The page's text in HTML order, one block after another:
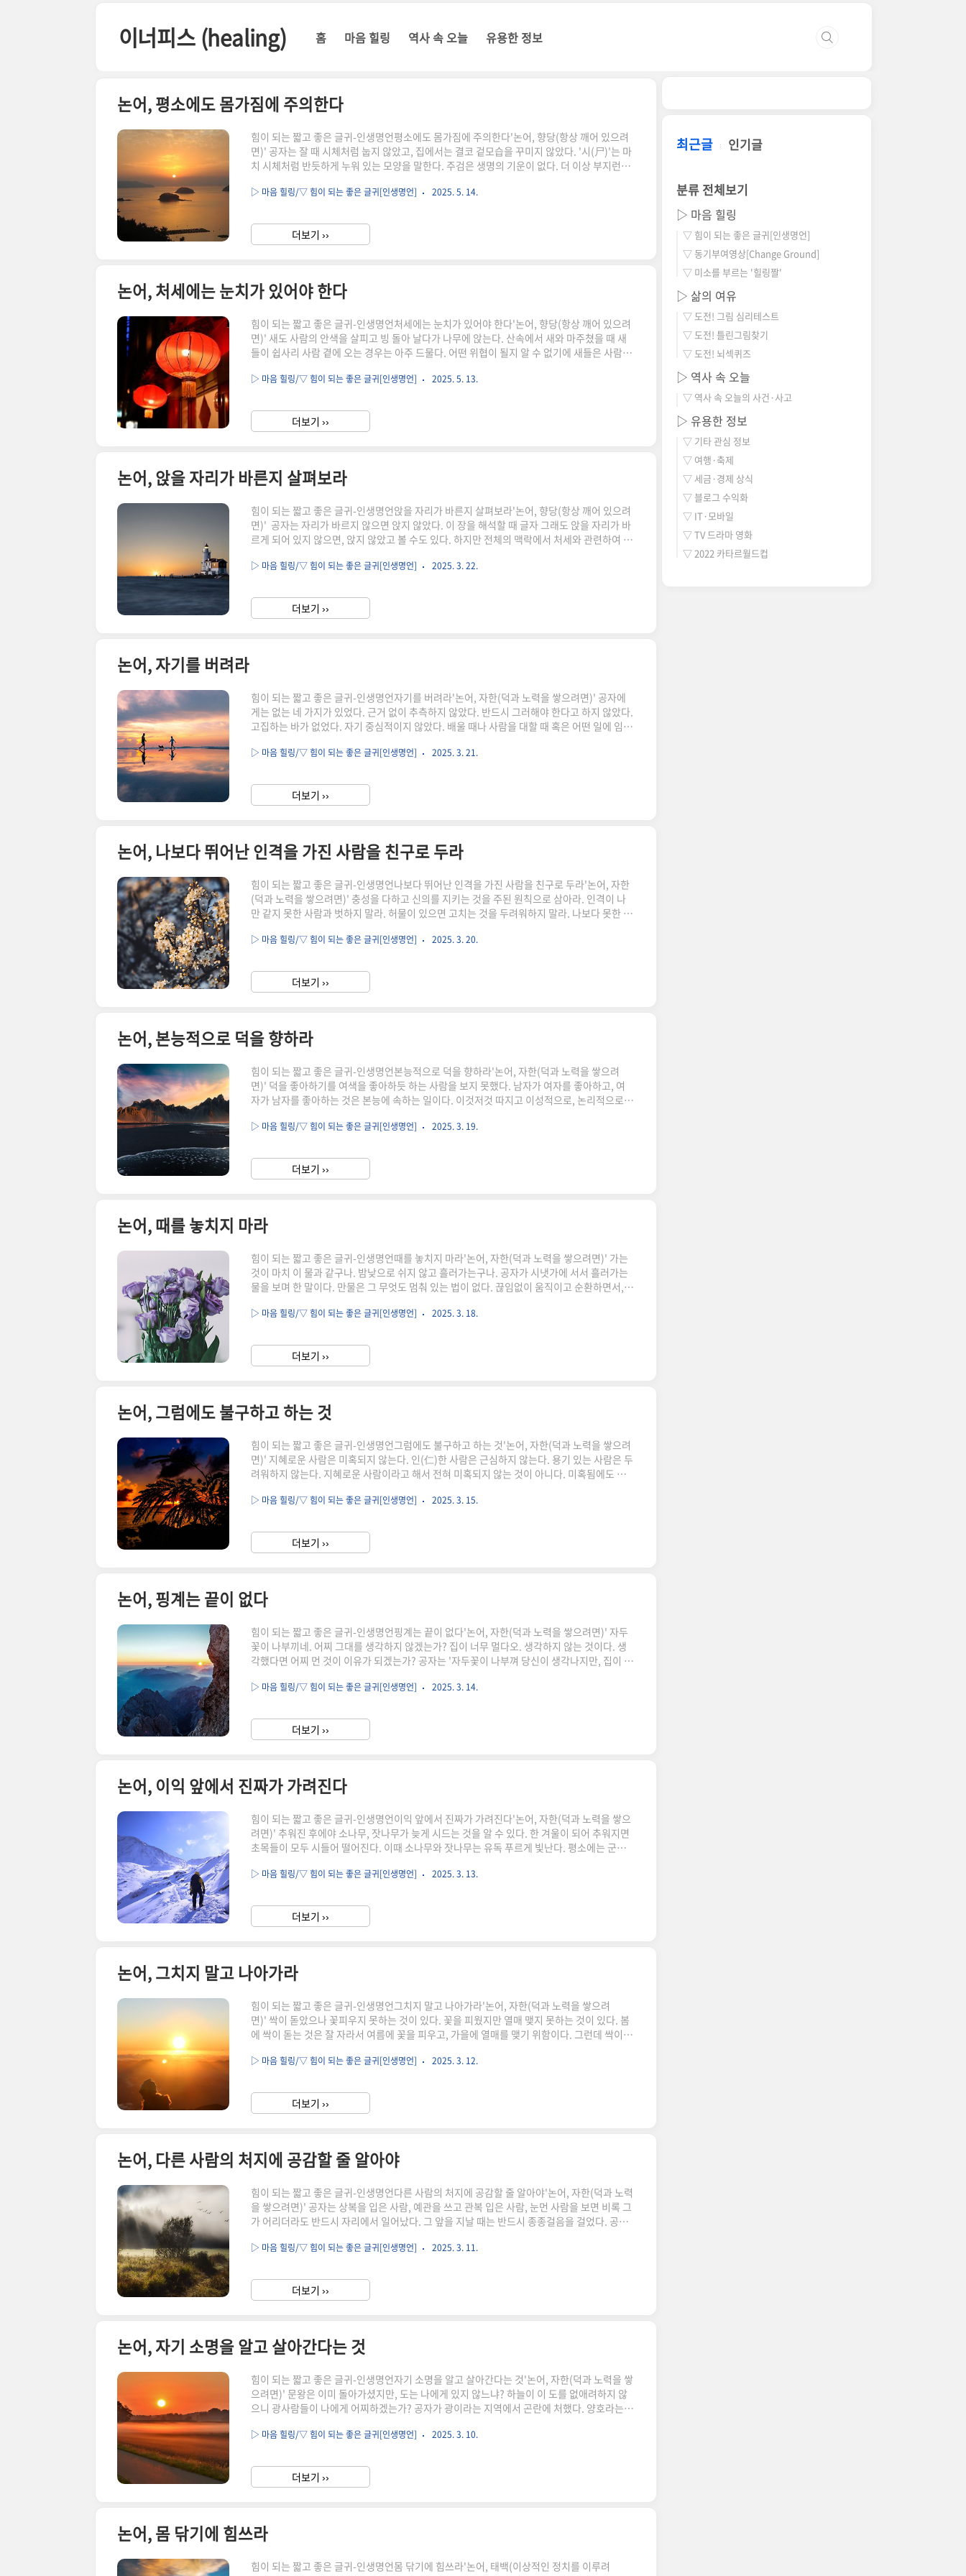
이너피스 (healing) 홈 마음 힐링 역사 속 오늘 유용한 정보
논어, 평소에도 몸가짐에 주의한다
힘이 되는 짧고 좋은 글귀-인생명언평소에도 몸가짐에 주의한다'논어, 향당(항상 깨어 있으려
면)' 공자는 잘 때 시체처럼 눕지 않았고, 집에서는 결코 겉모습을 꾸미지 않았다. '시(尸)'는 마
치 시체처럼 반듯하게 누워 있는 모양을 말한다. 주검은 생명의 기운이 없다. 더 이상 부지런히
어서라기보다 아무것도 하지 않는, 나태한 기운이 몸에 들어오지 않게 하기 위함이라고 보아야
식적인 행사에 참석하는 것처럼 옷을 입거나 예의를 차리면 우스꽝스럽다. 편안할 때는 겉모습
을 굳이 꾸밀 필요가 없다. 이런 공자의 모습을 통해 예는 시도..
▷ 마음 힐링/▽ 힘이 되는 좋은 글귀[인생명언] 2025. 5. 14.
더보기 ››
논어, 처세에는 눈치가 있어야 한다
힘이 되는 짧고 좋은 글귀-인생명언처세에는 눈치가 있어야 한다'논어, 향당(항상 깨어 있으려
면)' 새도 사람의 안색을 살피고 빙 돌아 날다가 나무에 앉는다. 산속에서 새와 마주쳤을 때 새
들이 쉽사리 사람 곁에 오는 경우는 아주 드물다. 어떤 위협이 될지 알 수 없기에 새들은 사람의
내려앉는다. 사람이 처할 곳을 선택할 때도 이처럼 신중하게 해야 한다. 일이 어떻게 흘러가는
서는 필요에 따라 위험이 있더라도 뛰어들어야 할 때도 있다. [출처] 살면서 꼭 한 번은 논어 中
▶함께 읽으면 좋은 내용논어, 앉을 자리가 바른지 살펴보..
▷ 마음 힐링/▽ 힘이 되는 좋은 글귀[인생명언] 2025. 5. 13.
더보기 ››
논어, 앉을 자리가 바른지 살펴보라
힘이 되는 짧고 좋은 글귀-인생명언앉을 자리가 바른지 살펴보라'논어, 향당(항상 깨어 있으려
면)' 공자는 자리가 바르지 않으면 앉지 않았다. 이 장을 해석할 때 글자 그래도 앉을 자리가 바
르게 되어 있지 않으면, 앉지 않았고 볼 수도 있다. 하지만 전체의 맥락에서 처세와 관련하여 좀
모임에서의 역할이 될 수도 있다. 그것이 이치에 합당하고 올바른 것이라면 편안한 마음으로
안 된다. 내가 앉을 자리가 맞는지, 부정한 청탁이 있는 것은 아닌지, 불필요한 오해에 휘말리지
는 않을지 생각해봐야 한다. [출처] 살면서 ..
▷ 마음 힐링/▽ 힘이 되는 좋은 글귀[인생명언] 2025. 3. 22.
더보기 ››
논어, 자기를 버려라
힘이 되는 짧고 좋은 글귀-인생명언자기를 버려라'논어, 자한(덕과 노력을 쌓으려면)' 공자에
게는 없는 네 가지가 있었다. 근거 없이 추측하지 않았다. 반드시 그러해야 한다고 하지 않았다.
고집하는 바가 없었다. 자기 중심적이지 않았다. 배울 때나 사람을 대할 때 혹은 어떤 일에 임할
추측을 늘어놓고, '꼭 이런 것이다'라고 단정하고, 고집을 꺾지 않은 채 자기중심적으로 군다면
을 꼭 끌어안고 있으면 다른 관점을 수용할 수 없다. 자기를 내려놓고 다른 사람의 입장에서 그
의 견해를 존중하면서 바라볼 수 있는 여유를 가지..
▷ 마음 힐링/▽ 힘이 되는 좋은 글귀[인생명언] 2025. 3. 21.
더보기 ››
논어, 나보다 뛰어난 인격을 가진 사람을 친구로 두라
힘이 되는 짧고 좋은 글귀-인생명언나보다 뛰어난 인격을 가진 사람을 친구로 두라'논어, 자한
(덕과 노력을 쌓으려면)' 충성을 다하고 신의를 지키는 것을 주된 원칙으로 삼아라. 인격이 나
만 같지 못한 사람과 벗하지 말라. 허물이 있으면 고치는 것을 두려워하지 말라. 나보다 못한 사
말이 아니다. 도덕적으로 나의 성장을 도울 수 있는 사람을 친구로 두라는 말이다. 이익의 문제
로 도울 수 있는 존재다. 양심의 결이 비슷하지 않은 단순한 지인은 자연스럽게 멀어지고, 서로
의 도덕적인 원칙이 잘 맞는 사람이 오랫동안 친구로 남는다. [..
▷ 마음 힐링/▽ 힘이 되는 좋은 글귀[인생명언] 2025. 3. 20.
더보기 ››
논어, 본능적으로 덕을 향하라
힘이 되는 짧고 좋은 글귀-인생명언본능적으로 덕을 향하라'논어, 자한(덕과 노력을 쌓으려
면)' 덕을 좋아하기를 여색을 좋아하듯 하는 사람을 보지 못했다. 남자가 여자를 좋아하고, 여
자가 남자를 좋아하는 것은 본능에 속하는 일이다. 이것저것 따지고 이성적으로, 논리적으로
(德)을 좋아하는 것이 정상이다. 하지만 이성을 좋아하듯 덕(德)을 좋아하는 사람은 보기 드물
고 다른 사람을 향한다. 나에게 베푸는 것이 아니라 다른 사람에게 베푸는 것이다. 개인적인 이
익과 합치하지 않는다고 하더라도, 양심의 소리에 따라 본능적으로 덕(德)을 ..
▷ 마음 힐링/▽ 힘이 되는 좋은 글귀[인생명언] 2025. 3. 19.
더보기 ››
논어, 때를 놓치지 마라
힘이 되는 짧고 좋은 글귀-인생명언때를 놓치지 마라'논어, 자한(덕과 노력을 쌓으려면)' 가는
것이 마치 이 물과 같구나. 밤낮으로 쉬지 않고 흘러가는구나. 공자가 시냇가에 서서 흘러가는
물을 보며 한 말이다. 만물은 그 무엇도 멈춰 있는 법이 없다. 끊임없이 움직이고 순환하면서,
가 닥치고, 물은 쉬지 않고 순환하면서 천지만물을 길러낸다. 시간은 한 번 지나가면 다시 돌아
처] 살면서 꼭 한 번은 논어 中▶함께 읽으면 좋은 내용논어, 그럼에도 불구하고 하는 것논어,
핑계는 끝이 없다
▷ 마음 힐링/▽ 힘이 되는 좋은 글귀[인생명언] 2025. 3. 18.
더보기 ››
논어, 그럼에도 불구하고 하는 것
힘이 되는 짧고 좋은 글귀-인생명언그럼에도 불구하고 하는 것'논어, 자한(덕과 노력을 쌓으려
면)' 지혜로운 사람은 미혹되지 않는다. 인(仁)한 사람은 근심하지 않는다. 용기 있는 사람은 두
려워하지 않는다. 지혜로운 사람이라고 해서 전혀 미혹되지 않는 것이 아니다. 미혹됨에도 불
는 것이 아니다. 개인적인 욕심이나 불리한 상황 때문에 근심할 수 있다. 하지만 결국 순리에
구하고, 자신이 옳다고 믿는 신념을 위해 행동하는 것이 용기다. 타고난 지혜, 인(仁), 용기가
있는 것이 아니다. '그럼에도 불구하고' 자신의 신념을 따르고..
▷ 마음 힐링/▽ 힘이 되는 좋은 글귀[인생명언] 2025. 3. 15.
더보기 ››
논어, 핑계는 끝이 없다
힘이 되는 짧고 좋은 글귀-인생명언핑계는 끝이 없다'논어, 자한(덕과 노력을 쌓으려면)' 자두
꽃이 나부끼네. 어찌 그대를 생각하지 않겠는가? 집이 너무 멀다오. 생각하지 않는 것이다. 생
각했다면 어찌 먼 것이 이유가 되겠는가? 공자는 '자두꽃이 나부껴 당신이 생각나지만, 집이 너
했다면 거리가 먼 것은 문제가 아니다. 무슨 수를 쓰든 갔을 테니 말이다. 공자는 인(仁)을 생각
다는 핑계를 대고, 실제로는 힘을 다하지 않는다는 것이다. 진정으로 생각한다면, 뜻이 있다면,
기운을 집중한다면 한계는 없다. 멀다고 생각하니 먼 ..
▷ 마음 힐링/▽ 힘이 되는 좋은 글귀[인생명언] 2025. 3. 14.
더보기 ››
논어, 이익 앞에서 진짜가 가려진다
힘이 되는 짧고 좋은 글귀-인생명언이익 앞에서 진짜가 가려진다'논어, 자한(덕과 노력을 쌓으
려면)' 추워진 후에야 소나무, 잣나무가 늦게 시드는 것을 알 수 있다. 한 겨울이 되어 추워지면
초목들이 모두 시들어 떨어진다. 이때 소나무와 잣나무는 유독 푸르게 빛난다. 평소에는 군자
한 추위 속에서 소나무와 잣나무가 더욱 푸르듯, 이해의 문제가 생기거나 시련을 겪은 뒤에는
조선 시대의 신숙주와 성삼문은 세종대에 뛰어난 신하였지만, 수양대군의 폭력 앞에 성상문은
끝까지 저항했고 신숙주는 무너졌다. [출처] 살면서 꼭 한 번은..
▷ 마음 힐링/▽ 힘이 되는 좋은 글귀[인생명언] 2025. 3. 13.
더보기 ››
논어, 그치지 말고 나아가라
힘이 되는 짧고 좋은 글귀-인생명언그치지 말고 나아가라'논어, 자한(덕과 노력을 쌓으려
면)' 싹이 돋았으나 꽃피우지 못하는 것이 있다. 꽃을 피웠지만 열매 맺지 못하는 것이 있다. 봄
에 싹이 돋는 것은 잘 자라서 여름에 꽃을 피우고, 가을에 열매를 맺기 위함이다. 그런데 싹이
쭉정이가 되어버린 것이다. 공자는 곡식이 자라는 것에 빗대 학문에 나태하지 말고 끊임없이
하지 못하고, 결실을 맺지 못하는 이유는 중도에 그만두기 때문이다. 어떤 일을 시작했다면 그
목표를 위해 중도에 그치지 말고 한 단계, 한 단계 꾸준히 앞으로 나아가..
▷ 마음 힐링/▽ 힘이 되는 좋은 글귀[인생명언] 2025. 3. 12.
더보기 ››
논어, 다른 사람의 처지에 공감할 줄 알아야
힘이 되는 짧고 좋은 글귀-인생명언다른 사람의 처지에 공감할 줄 알아야'논어, 자한(덕과 노력
을 쌓으려면)' 공자는 상복을 입은 사람, 예관을 쓰고 관복 입은 사람, 눈먼 사람을 보면 비록 그
가 어리더라도 반드시 자리에서 일어났다. 그 앞을 지날 때는 반드시 종종걸음을 걸었다. 공자
정을 헤아리고, 불구가 된 사람의 마음을 어루만지려고 했다. 다른 한편, 공공의 이익과 선을
자신을 둘로 보지 않는 것이다. 마치 나 자신처럼 상대방의 상황을 이해하고, 껴안는 것을 근본
으로 했다. 다른 사람의 처지를 잘 헤아려 그것에 깊이 ..
▷ 마음 힐링/▽ 힘이 되는 좋은 글귀[인생명언] 2025. 3. 11.
더보기 ››
논어, 자기 소명을 알고 살아간다는 것
힘이 되는 짧고 좋은 글귀-인생명언자기 소명을 알고 살아간다는 것'논어, 자한(덕과 노력을 쌓
으려면)' 문왕은 이미 돌아가셨지만, 도는 나에게 있지 않느냐? 하늘이 이 도를 없애려하지 않
으니 광사람들이 나에게 어찌하겠는가? 공자가 광이라는 지역에서 곤란에 처했다. 양호라는
를 당한 것이다. 이때 공자가 하늘이 문왕으로부터 자신에게 이어진 도를 끊게 할 것이 아니라
공자가 동경했다. 공자는 문왕의 도를 이어가는 것을 자신의 소명으로 여겼다. 그리고 외부에
서 오는 어떤 어려움에도 그것을 방해하지 못할거라고 확신했다. 삶의 소명을 ..
▷ 마음 힐링/▽ 힘이 되는 좋은 글귀[인생명언] 2025. 3. 10.
더보기 ››
논어, 몸 닦기에 힘쓰라
힘이 되는 짧고 좋은 글귀-인생명언몸 닦기에 힘쓰라'논어, 태백(이상적인 정치를 이루려
최근글 인기글
분류 전체보기
▷ 마음 힐링
▽ 힘이 되는 좋은 글귀[인생명언]
▽ 동기부여영상[Change Ground]
▽ 미소를 부르는 '힐링짤'
▷ 삶의 여유
▽ 도전! 그림 심리테스트
▽ 도전! 틀린그림찾기
▽ 도전! 뇌섹퀴즈
▷ 역사 속 오늘
▽ 역사 속 오늘의 사건·사고
▷ 유용한 정보
▽ 기타 관심 정보
▽ 여행·축제
▽ 세금·경제 상식
▽ 블로그 수익화
▽ IT·모바일
▽ TV 드라마 영화
▽ 2022 카타르월드컵